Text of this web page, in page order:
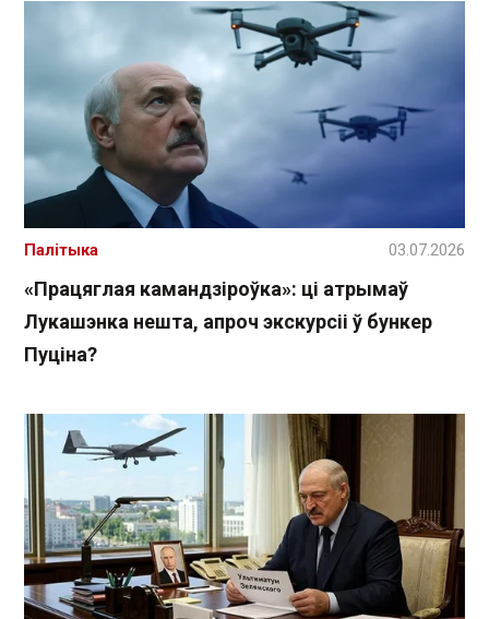
«Працяглая камандзіроўка»: ці атрымаў
Лукашэнка нешта, апроч экскурсіі ў бункер
Пуціна?
Палітыка 03.07.2026